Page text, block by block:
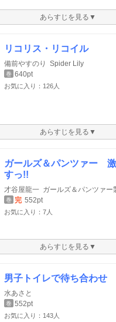
あらすじを見る▼
リコリス・リコイル
備前やすのり Spider Lily
巻 640pt
お気に入り：126人
あらすじを見る▼
ガールズ＆パンツァー
すっ!!
才谷屋龍一 ガールズ＆パンツァー
巻 完 552pt
お気に入り：7人
あらすじを見る▼
男子トイレで待ち合わせ
水あさと
巻 552pt
お気に入り：143人